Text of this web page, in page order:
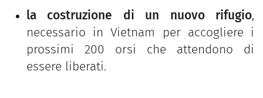
la costruzione di un nuovo rifugio,
necessario in Vietnam per accogliere i
prossimi 200 orsi che attendono di
essere liberati.